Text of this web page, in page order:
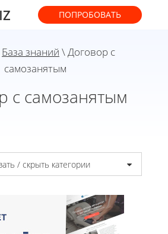
ПОПРОБОВАТЬ
База знаний \ Договор с
самозанятым
с самозанятым
/ скрыть категории